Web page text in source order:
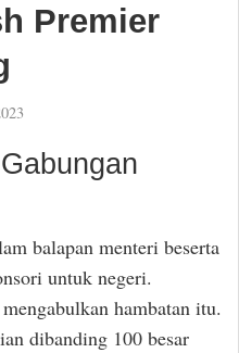
Premier
balapan menteri beserta
untuk negeri.
hambatan itu.
dibanding 100 besar